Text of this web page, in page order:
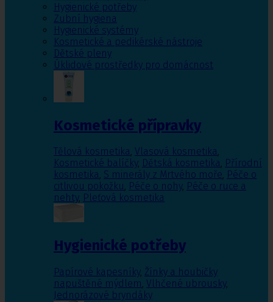
Hygienické potřeby
Zubní hygiena
Hygienické systémy
Kosmetické a pedikérské nástroje
Dětské pleny
Úklidové prostředky pro domácnost
Kosmetické přípravky
Tělová kosmetika, Vlasová kosmetika,
Kosmetické balíčky, Dětská kosmetika, Přírodní
kosmetika, S minerály z Mrtvého moře, Péče o
citlivou pokožku, Péče o nohy, Péče o ruce a
nehty, Pleťová kosmetika
Hygienické potřeby
Papírové kapesníky, Žínky a houbičky
napuštěné mýdlem, Vlhčené ubrousky,
Jednorázové bryndáky